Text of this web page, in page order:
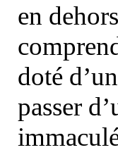
en
doté
passer